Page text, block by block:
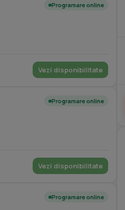
Programare online
Vezi disponibilitate
Programare online
Vezi disponibilitate
Programare online